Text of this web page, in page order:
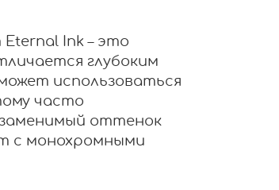
Ink – это
глубоким
использоваться
часто
оттенок
с монохромными